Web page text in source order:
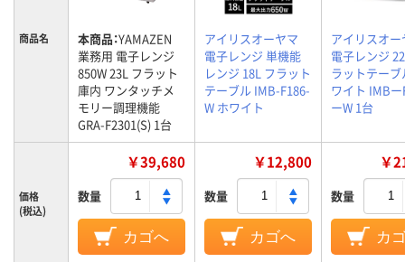
商品名 本商品：YAMAZEN
業務用 電子レンジ
850W 23L フラット
庫内 ワンタッチメ
モリー調理機能
GRA-F2301(S) 1台
アイリスオーヤマ
電子レンジ 単機能
レンジ 18L フラット
テーブル IMB-F186-
W ホワイト
アイリスオー
電子レンジ
ラットテー
ワイト IMBー
ーW 1台
価格
(税込)
￥39,680
数量
カゴへ
￥12,800
数量
カゴへ
￥
数量
カ